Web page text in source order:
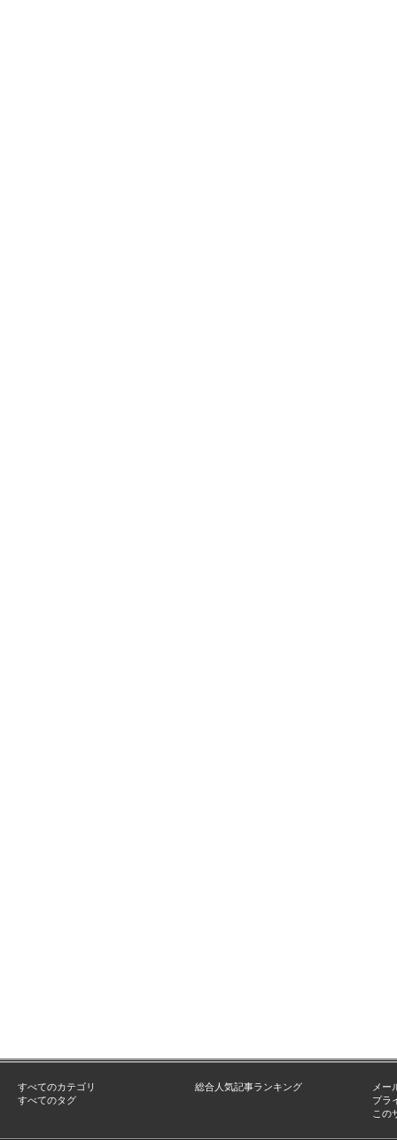
すべてのカテゴリ
すべてのタグ
総合人気記事ランキング
メー
プラ
この